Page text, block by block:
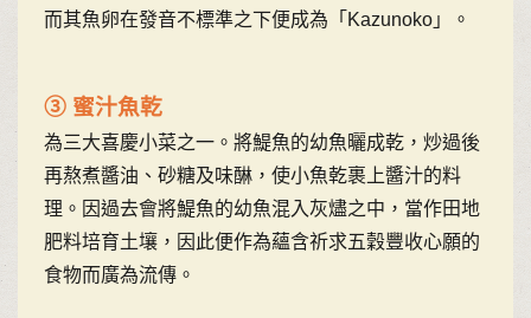
而其魚卵在發音不標準之下便成為「Kazunoko」。
③ 蜜汁魚乾
為三大喜慶小菜之一。將鯷魚的幼魚曬成乾，炒過後
再熬煮醬油、砂糖及味醂，使小魚乾裹上醬汁的料
理。因過去會將鯷魚的幼魚混入灰燼之中，當作田地
肥料培育土壤，因此便作為蘊含祈求五穀豐收心願的
食物而廣為流傳。